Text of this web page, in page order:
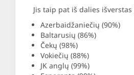
Jis taip pat iš dalies
Azerbaidžaniečių (90%)
Baltarusių (86%)
Čekų (98%)
Vokiečių (88%)
JK anglų (99%)